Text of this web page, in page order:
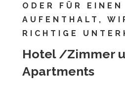
ODER FÜR EINEN
AUFENTHALT,
RICHTIGE
Hotel /Zimmer
Apartments